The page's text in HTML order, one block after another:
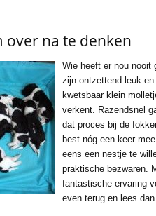
over na te denken
Wie heeft er nou
zijn ontzettend leuk
kwetsbaar klein
verkent. Razendsnel
dat proces bij de
best nóg een keer
eens een nestje te
praktische bezwaren.
fantastische ervaring
even terug en lees